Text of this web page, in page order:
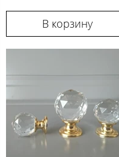
В корзину